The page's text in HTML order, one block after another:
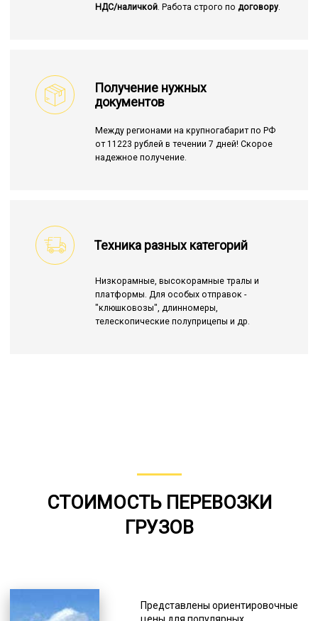
НДС/наличкой. Работа строго по договору.
Получение нужных
документов
Между регионами на крупногабарит по РФ
от 11223 рублей в течении 7 дней! Скорое
надежное получение.
Техника разных категорий
Низкорамные, высокорамные тралы и
платформы. Для особых отправок -
"клюшковозы", длинномеры,
телескопические полуприцепы и др.
СТОИМОСТЬ ПЕРЕВОЗКИ
ГРУЗОВ
Представлены ориентировочные
цены для популярных